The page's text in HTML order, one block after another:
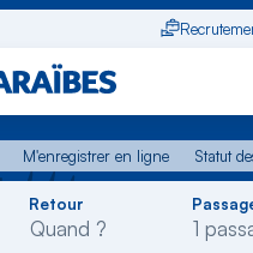
M'enregistrer en ligne
Statut
M'enregistrer en ligne Statut
Retour